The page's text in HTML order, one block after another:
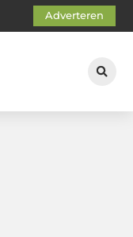
Adverteren